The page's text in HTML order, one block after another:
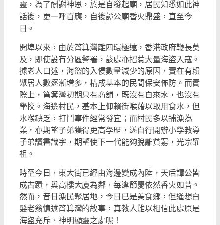
靈， 為了酬謝神恩，於是自發起廟，居民知悉如此神
話後，更一呼百應， 自後譚公廟香火鼎盛，直至今
日。
開埠以來，由於筲箕灣離四環極遠，香港政府鞭長莫
及， 即使設有分區警署，該處亦招惹大量海盜入寇。
據老人口述， 海盜的入侵數量減少的原因，實在有賴
聚居人數逐漸增多， 構成基本的民間保安佈防。而實
際上，筲箕灣初期只有商舖， 既沒有自來水，也沒有
學校。海邊村民， 基本上仰賴街喉藉以取用食水，但
水喉缺乏，打鬥事件經常發宜； 而村民多以捕漁為
業，亦期望子弟獲得更高學歷， 遂自行開辦小學教導
子弟讀書識字，期望使下一代能夠脫離貧窮， 光宗耀
祖。
時至今日，東大街已經由海邊變成內陸，天后譚公皆
成古蹟， 與高樓大廈為鄰，每逢節慶依然香火如昔。
然而，昔日漁民聚居地， 今日已是美食鄉，但遙想白
髮老翁憶述筲箕灣的故事， 真教人難以相信此處原是
海盜充斥、神明顯靈之處呢！